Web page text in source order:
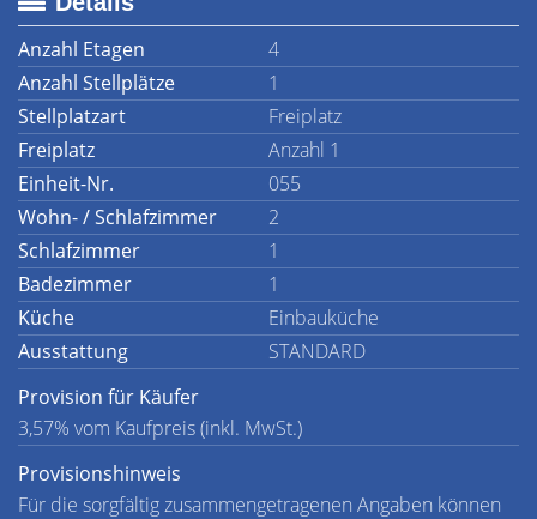
Anzahl Etagen
4
Anzahl Stellplätze
1
Stellplatzart
Freiplatz
Freiplatz
Anzahl 1
Einheit-Nr.
055
Wohn- / Schlafzimmer
2
Schlafzimmer
1
Badezimmer
1
Küche
Einbauküche
Ausstattung
STANDARD
Provision für Käufer
3,57% vom Kaufpreis (inkl. MwSt.)
Provisionshinweis
Für die sorgfältig zusammengetragenen Angaben können